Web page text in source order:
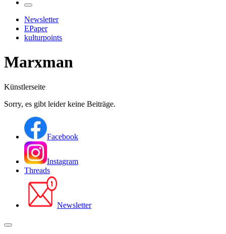
Newsletter
EPaper
kulturpoints
Marxman
Künstlerseite
Sorry, es gibt leider keine Beiträge.
Facebook
Instagram
Threads
Newsletter